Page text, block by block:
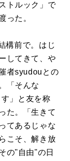
トルック」で
った。
構前で。はじ
してきて、や
者syudouとの
「そんな
」と友を称
た。「生きて
てあるじゃな
こそ、解き放
の"自由"の日